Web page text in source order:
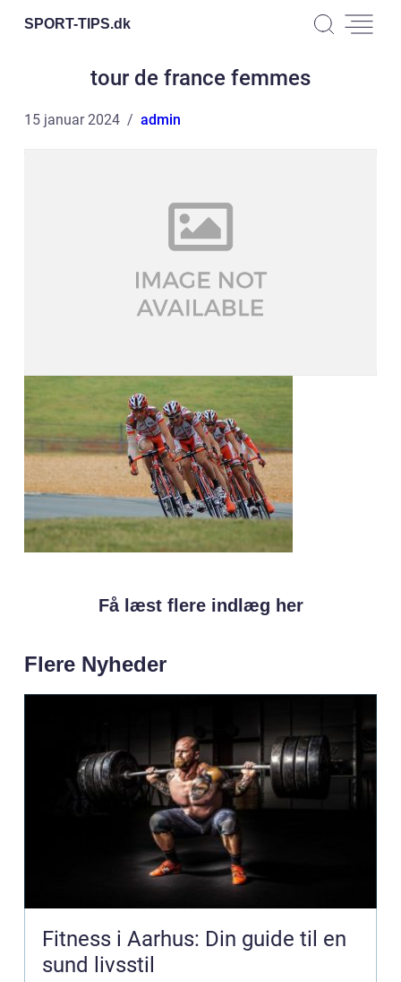
SPORT-TIPS.dk
tour de france femmes
15 januar 2024 admin
Få læst flere indlæg her
Flere Nyheder
Fitness i Aarhus: Din guide til en
sund livsstil